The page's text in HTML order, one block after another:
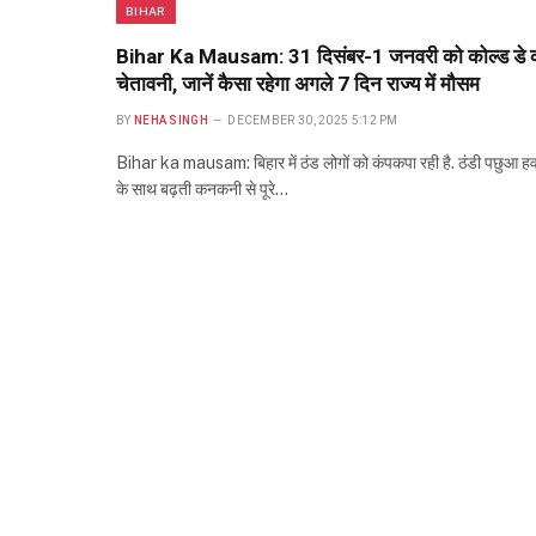
BIHAR
Bihar Ka Mausam: 31 दिसंबर-1 जनवरी को कोल्ड डे
चेतावनी, जानें कैसा रहेगा अगले 7 दिन राज्य में मौसम
BY NEHA SINGH DECEMBER 30, 2025 5:12 PM
Bihar ka mausam: बिहार में ठंड लोगों को कंपकपा रही है. ठंडी पछुआ
के साथ बढ़ती कनकनी से पूरे…